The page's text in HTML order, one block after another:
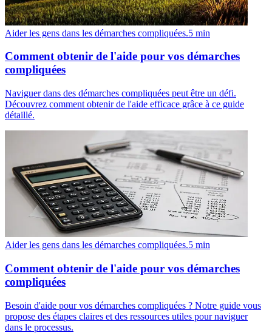
Aider les gens dans les démarches compliquées.5 min
Comment obtenir de l'aide pour vos démarches
compliquées
Naviguer dans des démarches compliquées peut être un défi.
Découvrez comment obtenir de l'aide efficace grâce à ce guide
détaillé.
Aider les gens dans les démarches compliquées.5 min
Comment obtenir de l'aide pour vos démarches
compliquées
Besoin d'aide pour vos démarches compliquées ? Notre guide vous
propose des étapes claires et des ressources utiles pour naviguer
dans le processus.